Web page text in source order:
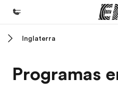
Programas
Inglaterra
Programas